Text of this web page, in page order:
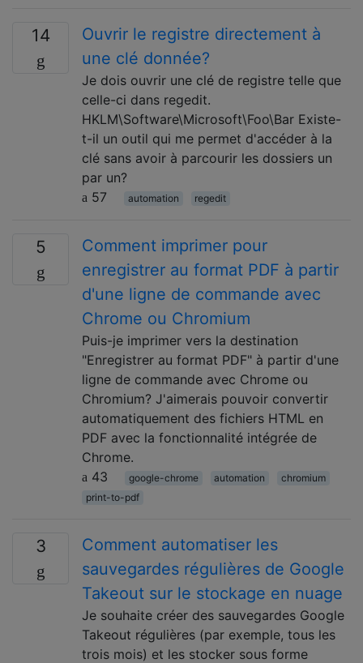
14
Ouvrir le registre directement à
une clé donnée?
Je dois ouvrir une clé de registre telle que
celle-ci dans regedit.
HKLM\Software\Microsoft\Foo\Bar Existe-
t-il un outil qui me permet d'accéder à la
clé sans avoir à parcourir les dossiers un
par un?
57
automation regedit
5
Comment imprimer pour
enregistrer au format PDF à partir
d'une ligne de commande avec
Chrome ou Chromium
Puis-je imprimer vers la destination
"Enregistrer au format PDF" à partir d'une
ligne de commande avec Chrome ou
Chromium? J'aimerais pouvoir convertir
automatiquement des fichiers HTML en
PDF avec la fonctionnalité intégrée de
Chrome.
43
google-chrome automation
chromium
print-to-pdf
3
Comment automatiser les
sauvegardes régulières de Google
Takeout sur le stockage en nuage
Je souhaite créer des sauvegardes Google
Takeout régulières (par exemple, tous les
trois mois) et les stocker sous forme